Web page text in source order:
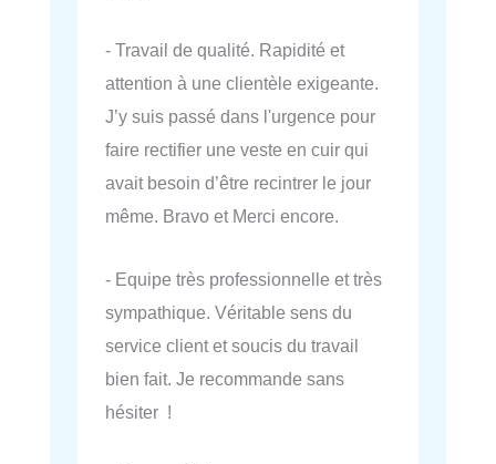
- Travail de qualité. Rapidité et
attention à une clientèle exigeante.
J’y suis passé dans l'urgence pour
faire rectifier une veste en cuir qui
avait besoin d’être recintrer le jour
même. Bravo et Merci encore.
- Equipe très professionnelle et très
sympathique. Véritable sens du
service client et soucis du travail
bien fait. Je recommande sans
hésiter !